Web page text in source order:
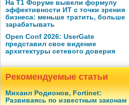
На Т1 Форуме вывели формулу
эффективности ИТ с точки зрения
бизнеса: меньше тратить, больше
зарабатывать
Open Conf 2026: UserGate
представил свое видение
архитектуры сетевого доверия
Рекомендуемые статьи
Михаил Родионов, Fortinet:
Развиваясь по известным законам